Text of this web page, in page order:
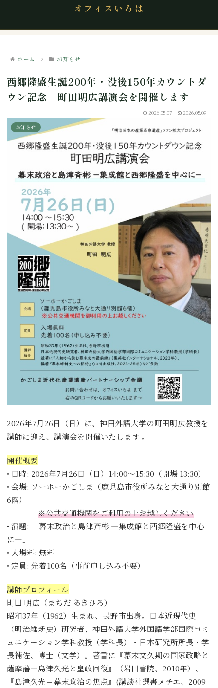
オフィスいろは
ホーム お知らせ
西郷隆盛生誕200年・没後150年カウントダ
ウン記念 町田明広講演会を開催します
2026.05.07 2026.05.09
お知らせ
2026年7月26日（日）に、神田外語大学の町田明広教授を
講師に迎え、講演会を開催いたします 。
開催概要
• 日時: 2026年7月26日（日）14:00〜15:30（開場 13:30）
• 会場: ソーホーかごしま（鹿児島市役所みなと大通り別館
6階）
※公共交通機関をご利用の上お越しください
• 演題: 「幕末政治と島津斉彬 ―集成館と西郷隆盛を中心
に―」
• 入場料: 無料
• 定員: 先着100名（事前申し込み不要）
講師プロフィール
町田 明広（まちだ あきひろ）
昭和37年（1962）生まれ、長野市出身。日本近現代史
（明治維新史）研究者、神田外語大学外国語学部国際コミ
ュニケーション学科教授（学科長）・日本研究所所長・学
長補佐、博士（文学）。著書に『幕末文久期の国家政略と
薩摩藩―島津久光と皇政回復』（岩田書院、2010年）、
『島津久光＝幕末政治の焦点』(講談社選書メチエ、2009